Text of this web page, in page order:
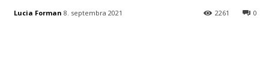
Lucia Forman 8. septembra 2021 0
2261